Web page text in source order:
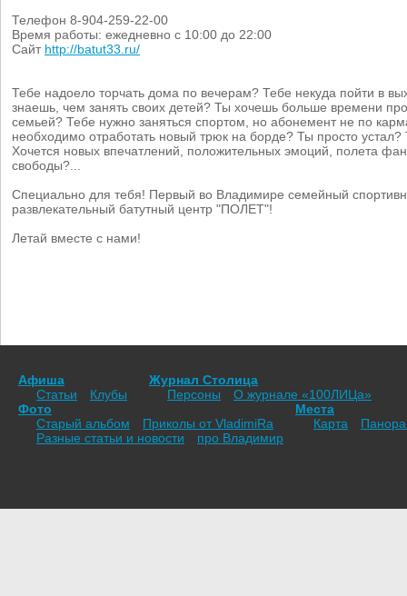
Телефон 8-904-259-22-00
Время работы: ежедневно с 10:00 до 22:00
Сайт http://batut33.ru/
Тебе надоело торчать дома по вечерам? Тебе некуда пойти в
знаешь, чем занять своих детей? Ты хочешь больше времени
семьей? Тебе нужно заняться спортом, но абонемент не по
необходимо отработать новый трюк на борде? Ты просто устал?
Хочется новых впечатлений, положительных эмоций, полета
свободы?...
Специально для тебя! Первый во Владимире семейный
развлекательный батутный центр "ПОЛЕТ"!
Летай вместе с нами!
Афиша
Статьи
Клубы
Журнал Столица
Персоны
О журнале «100ЛИЦа»
Фото
Старый альбом
Приколы от VladimiRа
Места
Карта
Разные статьи и новости
про Владимир